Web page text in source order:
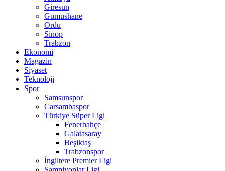
Giresun
Gumushane
Ordu
Sinop
Trabzon
Ekonomi
Magazin
Siyaset
Teknoloji
Spor
Samsunspor
Carsambaspor
Türkiye Süper Ligi
Fenerbahçe
Galatasaray
Beşiktaş
Trabzonspor
İngiltere Premier Ligi